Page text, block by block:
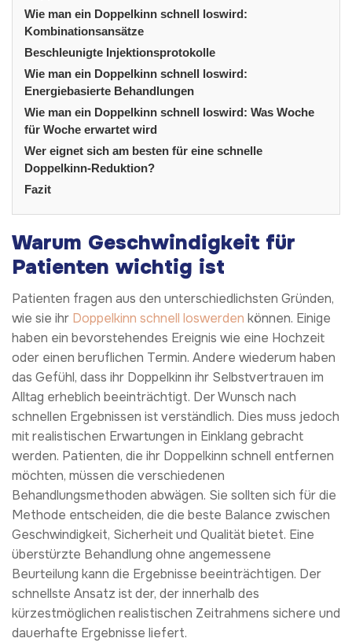
Wie man ein Doppelkinn schnell loswird:
Kombinationsansätze
Beschleunigte Injektionsprotokolle
Wie man ein Doppelkinn schnell loswird:
Energiebasierte Behandlungen
Wie man ein Doppelkinn schnell loswird: Was Woche
für Woche erwartet wird
Wer eignet sich am besten für eine schnelle
Doppelkinn-Reduktion?
Fazit
Warum Geschwindigkeit für
Patienten wichtig ist
Patienten fragen aus den unterschiedlichsten Gründen,
wie sie ihr Doppelkinn schnell loswerden können. Einige
haben ein bevorstehendes Ereignis wie eine Hochzeit
oder einen beruflichen Termin. Andere wiederum haben
das Gefühl, dass ihr Doppelkinn ihr Selbstvertrauen im
Alltag erheblich beeinträchtigt. Der Wunsch nach
schnellen Ergebnissen ist verständlich. Dies muss jedoch
mit realistischen Erwartungen in Einklang gebracht
werden. Patienten, die ihr Doppelkinn schnell entfernen
möchten, müssen die verschiedenen
Behandlungsmethoden abwägen. Sie sollten sich für die
Methode entscheiden, die die beste Balance zwischen
Geschwindigkeit, Sicherheit und Qualität bietet. Eine
überstürzte Behandlung ohne angemessene
Beurteilung kann die Ergebnisse beeinträchtigen. Der
schnellste Ansatz ist der, der innerhalb des
kürzestmöglichen realistischen Zeitrahmens sichere und
dauerhafte Ergebnisse liefert.